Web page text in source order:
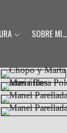
SOBRE MI...